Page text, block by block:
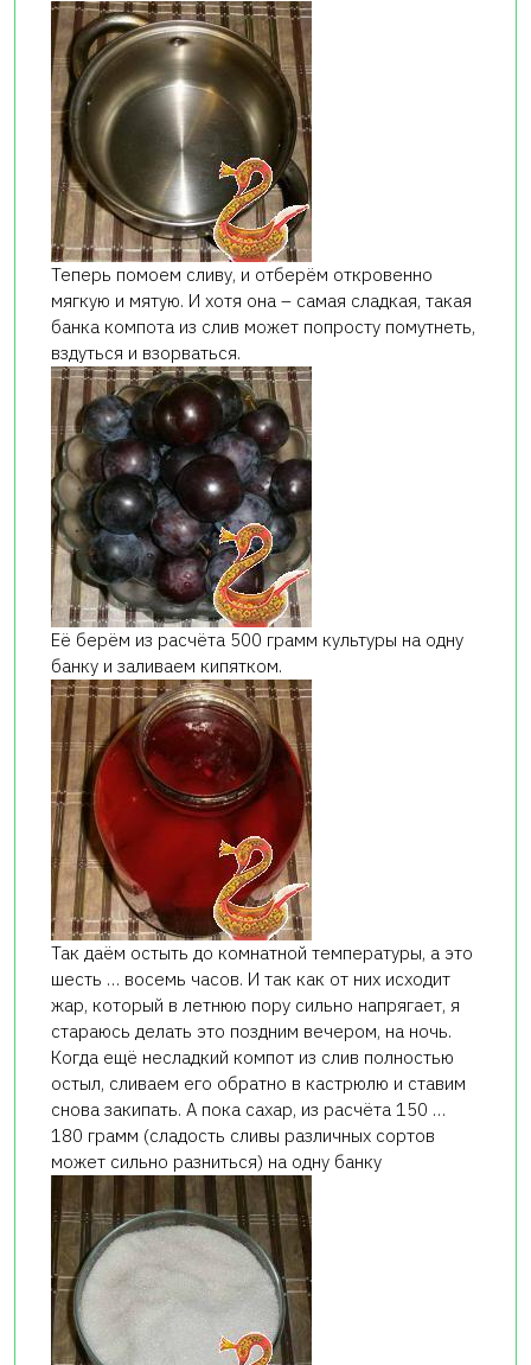
Теперь помоем сливу, и отберём откровенно
мягкую и мятую. И хотя она – самая сладкая, такая
банка компота из слив может попросту помутнеть,
вздуться и взорваться.
Её берём из расчёта 500 грамм культуры на одну
банку и заливаем кипятком.
Так даём остыть до комнатной температуры, а это
шесть … восемь часов. И так как от них исходит
жар, который в летнюю пору сильно напрягает, я
стараюсь делать это поздним вечером, на ночь.
Когда ещё несладкий компот из слив полностью
остыл, сливаем его обратно в кастрюлю и ставим
снова закипать. А пока сахар, из расчёта 150 …
180 грамм (сладость сливы различных сортов
может сильно разниться) на одну банку